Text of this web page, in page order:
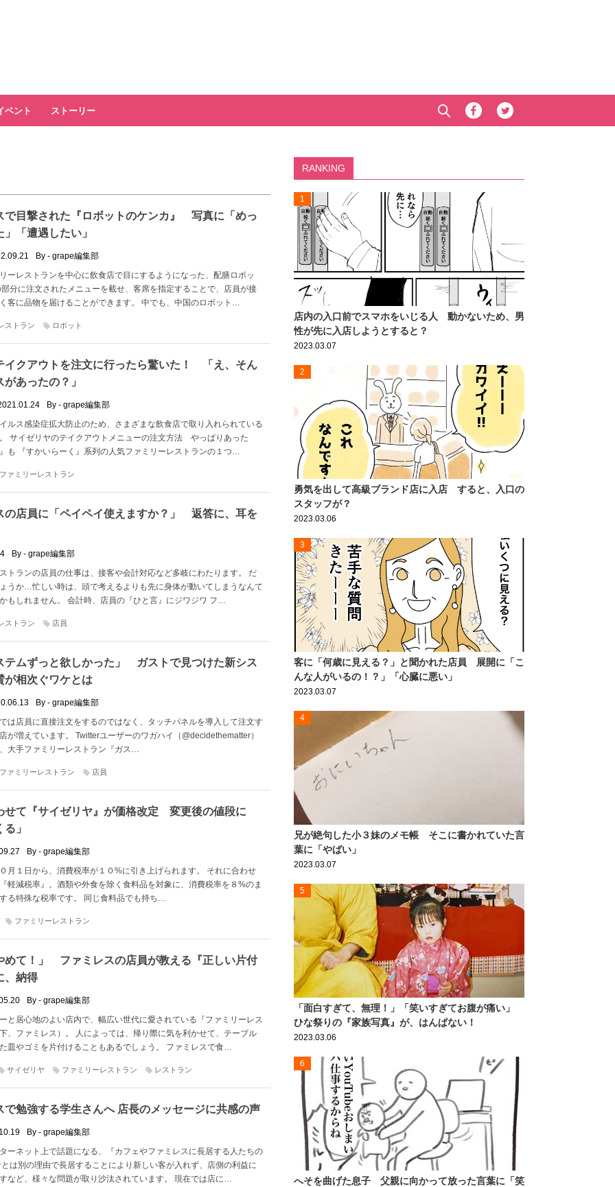
ベント ストーリー
で目撃された『ロボットのケンカ』 写真に「めっ
」「遭遇したい」
By - grape編集部
ーレストランを中心に飲食店で目にするようになった、配膳ロボッ
部分に注文されたメニューを載せ、客席を指定することで、店員が接
客に品物を届けることができます。 中でも、中国のロボット…
ストラン ロボット
イクアウトを注文に行ったら驚いた！ 「え、そん
あったの？」
By - grape編集部
ルス感染症拡大防止のため、さまざまな飲食店で取り入れられている
サイゼリヤのテイクアウトメニューの注文方法 やっぱりあった
』も 『すかいらーく』系列の人気ファミリーレストランの１つ…
ファミリーレストラン
の店員に「ペイペイ使えますか？」 返答に、耳を
By - grape編集部
トランの店員の仕事は、接客や会計対応など多岐にわたります。 だ
うか…忙しい時は、頭で考えるよりも先に身体が動いてしまうなんて
もしれません。 会計時、店員の『ひと言』にジワジワ フ…
ストラン 店員
テムずっと欲しかった」 ガストで見つけた新シス
が相次ぐワケとは
By - grape編集部
は店員に直接注文をするのではなく、タッチパネルを導入して注文す
が増えています。 Twitterユーザーのワガハイ（@decidethematter）
大手ファミリーレストラン『ガス…
ファミリーレストラン 店員
せて『サイゼリヤ』が価格改定 変更後の値段に
る」
By - grape編集部
月１日から、消費税率が１０%に引き上げられます。 それに合わせ
軽減税率』。酒類や外食を除く食料品を対象に、消費税率を８%のま
る特殊な税率です。 同じ食料品でも持ち…
ファミリーレストラン
めて！」 ファミレスの店員が教える『正しい片付
、納得
By - grape編集部
と居心地のよい店内で、幅広い世代に愛されている『ファミリーレス
、ファミレス）。 人によっては、帰り際に気を利かせて、テーブル
皿やゴミを片付けることもあるでしょう。 ファミレスで食…
サイゼリヤ ファミリーレストラン レストラン
で勉強する学生さんへ 店長のメッセージに共感の声
By - grape編集部
ーネット上で話題になる、『カフェやファミレスに長居する人たちの
は別の理由で長居することにより新しい客が入れず、店側の利益に
など、様々な問題が取り沙汰されています。 現在では店に…
RANKING
1
店内の入口前でスマホをいじる人 動かないため、男
性が先に入店しようとすると？
2023.03.07
2
勇気を出して高級ブランド店に入店 すると、入口の
スタッフが？
2023.03.06
3
客に「何歳に見える？」と聞かれた店員 展開に「こ
んな人がいるの！？」「心臓に悪い」
2023.03.07
4
兄が絶句した小３妹のメモ帳 そこに書かれていた言
葉に「やばい」
2023.03.07
5
「面白すぎて、無理！」「笑いすぎてお腹が痛い」
ひな祭りの『家族写真』が、はんぱない！
2023.03.06
6
へそを曲げた息子 父親に向かって放った言葉に「笑